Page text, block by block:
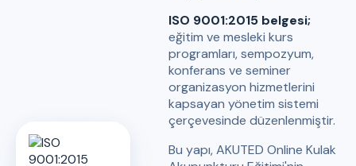
ISO 9001:2015 belgesi;
eğitim ve mesleki kurs
programları, sempozyum,
konferans ve seminer
organizasyon hizmetlerini
kapsayan yönetim sistemi
çerçevesinde düzenlenmiştir.
Bu yapı, AKUTED Online Kulak